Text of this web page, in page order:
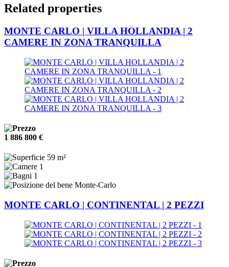
Related properties
MONTE CARLO | VILLA HOLLANDIA | 2
CAMERE IN ZONA TRANQUILLA
1 886 800 €
59 m²
1
1
Monte-Carlo
MONTE CARLO | CONTINENTAL | 2 PEZZI